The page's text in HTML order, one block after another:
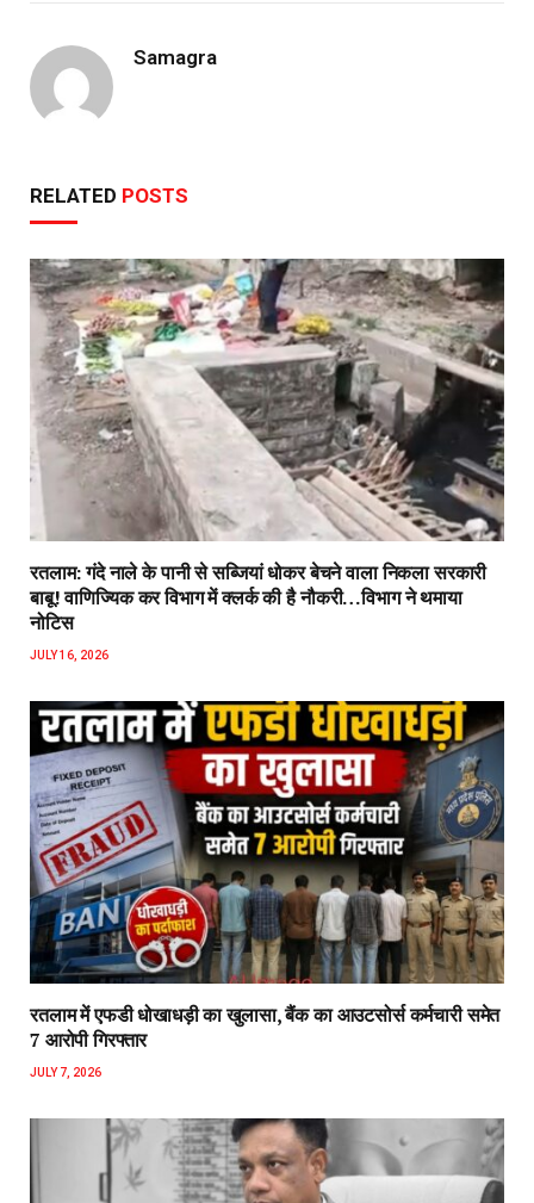
Samagra
RELATED POSTS
रतलाम: गंदे नाले के पानी से सब्जियां धोकर बेचने वाला निकला सरकारी
बाबू! वाणिज्यिक कर विभाग में क्लर्क की है नौकरी…विभाग ने थमाया
नोटिस
JULY 16, 2026
रतलाम में एफडी धोखाधड़ी का खुलासा, बैंक का आउटसोर्स कर्मचारी समेत
7 आरोपी गिरफ्तार
JULY 7, 2026